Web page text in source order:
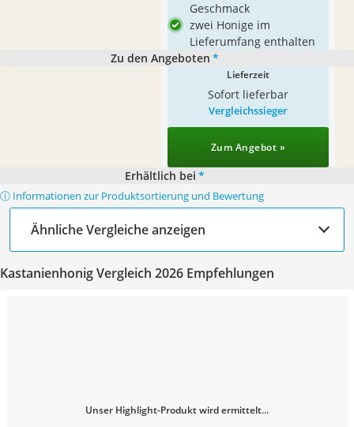
Geschmack
zwei Honige im
Lieferumfang enthalten
Zu den Angeboten *
Lieferzeit
Sofort lieferbar
Vergleichssieger
Zum Angebot »
Erhältlich bei *
ⓘ Informationen zur Produktsortierung und Bewertung
Ähnliche Vergleiche anzeigen
Kastanienhonig Vergleich 2026 Empfehlungen
Unser Highlight-Produkt wird ermittelt...